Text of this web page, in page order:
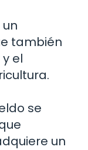
también
el
se
un